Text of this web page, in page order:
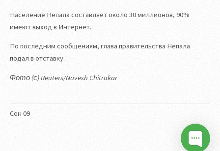
Сен 09
Население Непала составляет около 30 миллионов, 90%
имеют выход в Интернет.
По последним сообщениям, глава правительства Непала
подал в отставку.
Фото (с) Reuters/Navesh Chitrakar